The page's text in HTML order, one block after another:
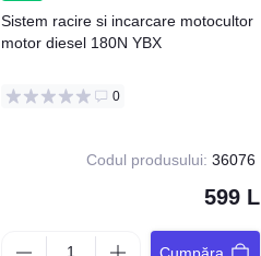
Sistem racire si incarcare motocultor
motor diesel 180N YBX
0
Codul produsului: 36076
599 L
Cumpăra